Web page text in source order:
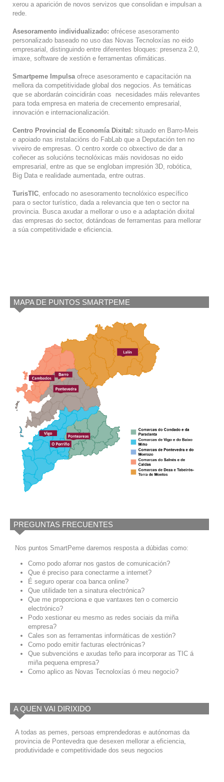
xerou a aparición de novos servizos que consolidan e impulsan a
rede.
Asesoramento individualizado: ofrécese asesoramento
personalizado baseado no uso das Novas Tecnoloxías no eido
empresarial, distinguindo entre diferentes bloques: presenza 2.0,
imaxe, software de xestión e ferramentas ofimáticas.
Smartpeme Impulsaofrece asesoramento e capacitación na
mellora da competitividade global dos negocios. As temáticas
que se abordarán coincidirán coas necesidades máis relevantes
para toda empresa en materia de crecemento empresarial,
innovación e internacionalización.
Centro Provincial de Economía Dixital: situado en Barro-Meis
e apoiado nas instalacións do FabLab que a Deputación ten no
viveiro de empresas. O centro xorde co obxectivo de dar a
coñecer as solucións tecnolóxicas máis novidosas no eido
empresarial, entre as que se engloban impresión 3D, robótica,
Big Data e realidade aumentada, entre outras.
TurisTIC, enfocado no asesoramento tecnolóxico específico
para o sector turístico, dada a relevancia que ten o sector na
provincia. Busca axudar a mellorar o uso e a adaptación dixital
das empresas do sector, dotándoas de ferramentas para mellorar
a súa competitividade e eficiencia.
MAPA DE PUNTOS SMARTPEME
PREGUNTAS FRECUENTES
Nos puntos SmartPeme daremos resposta a dúbidas como:
Como podo aforrar nos gastos de comunicación?
Que é preciso para conectarme a internet?
É seguro operar coa banca online?
Que utilidade ten a sinatura electrónica?
Que me proporciona e que vantaxes ten o comercio
electrónico?
Podo xestionar eu mesmo as redes sociais da miña
empresa?
Cales son as ferramentas informáticas de xestión?
Como podo emitir facturas electrónicas?
Que subvencións e axudas teño para incorporar as TIC á
miña pequena empresa?
Como aplico as Novas Tecnoloxías ó meu negocio?
A QUEN VAI DIRIXIDO
A todas as pemes, persoas emprendedoras e autónomas da
provincia de Pontevedra que desexen mellorar a eficiencia,
produtividade e competitividade dos seus negocios